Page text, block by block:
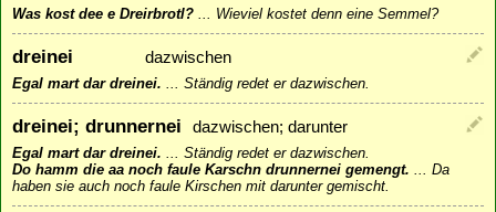
Was kost dee e Dreirbrotl? ... Wieviel kostet denn eine Semmel?
dreinei dazwischen
Egal mart dar dreinei. ... Ständig redet er dazwischen.
dreinei; drunnernei dazwischen; darunter
Egal mart dar dreinei. ... Ständig redet er dazwischen.
Do hamm die aa noch faule Karschn drunnernei gemengt. ... Da
haben sie auch noch faule Kirschen mit darunter gemischt.